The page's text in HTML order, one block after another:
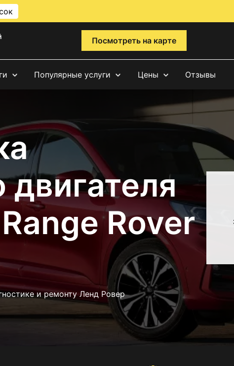
Посмотреть на карте
Популярные услуги Цены Отзывы
двигателя
Rover
и ремонту Ленд Ровер